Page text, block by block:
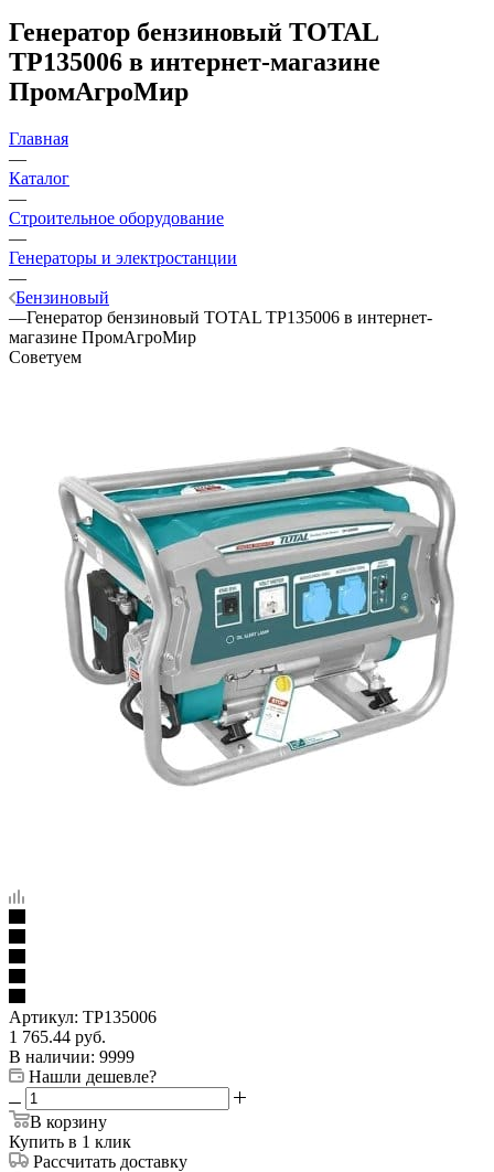
Генератор бензиновый TOTAL
TP135006 в интернет-магазине
ПромАгроМир
Главная
—
Каталог
—
Строительное оборудование
—
Генераторы и электростанции
—
Бензиновый
—Генератор бензиновый TOTAL TP135006 в интернет-
магазине ПромАгроМир
Советуем
Артикул: TP135006
1 765.44 руб.
В наличии: 9999
Нашли дешевле?
В корзину
Купить в 1 клик
Рассчитать доставку